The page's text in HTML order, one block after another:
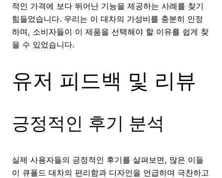
적인 가격에 보다 뛰어난 기능을 제공하는 사례를 찾기
힘들었습니다. 우리는 이 대차의 가성비를 충분히 인정
하며, 소비자들이 이 제품을 선택해야 할 이유를 쉽게 찾
을 수 있었습니다.
유저 피드백 및 리뷰
긍정적인 후기 분석
실제 사용자들의 긍정적인 후기를 살펴보면, 많은 이들
이 큐폴드 대차의 편리함과 디자인을 언급하며 극찬하고